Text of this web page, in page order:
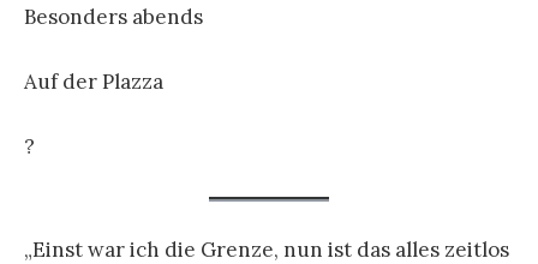
Besonders abends
Auf der Plazza
?
„Einst war ich die Grenze, nun ist das alles zeitlos